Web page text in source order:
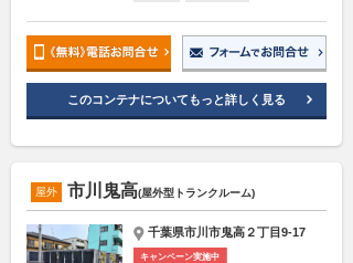
このコンテナについてもっと詳しく見る
屋外 市川鬼高(屋外型トランクルーム)
千葉県市川市鬼高２丁目9-17
キャンペーン実施中